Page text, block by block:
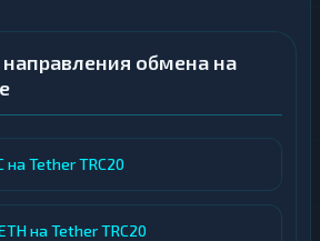
обмена на
на Tether TRC20
на Tether TRC20